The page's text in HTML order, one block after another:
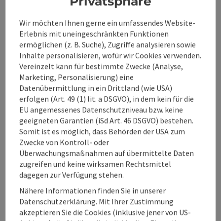
Eignung
Barrierefreiheit
Inspiration
Beitrag merken
zum Merkzettel
PDF erstellen
Wir möchten Ihnen gerne ein umfassendes Website-
Erlebnis mit uneingeschränkten Funktionen
ermöglichen (z. B. Suche), Zugriffe analysieren sowie
Inhalte personalisieren, wofür wir Cookies verwenden.
Vereinzelt kann für bestimmte Zwecke (Analyse,
Marketing, Personalisierung) eine
Datenübermittlung in ein Drittland (wie USA)
erfolgen (Art. 49 (1) lit. a DSGVO), in dem kein für die
EU angemessenes Datenschutzniveau bzw. keine
geeigneten Garantien (iSd Art. 46 DSGVO) bestehen.
Somit ist es möglich, dass Behörden der USA zum
Zwecke von Kontroll- oder
Überwachungsmaßnahmen auf übermittelte Daten
zugreifen und keine wirksamen Rechtsmittel
dagegen zur Verfügung stehen.
Nähere Informationen finden Sie in unserer
Datenschutzerklärung. Mit Ihrer Zustimmung
akzeptieren Sie die Cookies (inklusive jener von US-